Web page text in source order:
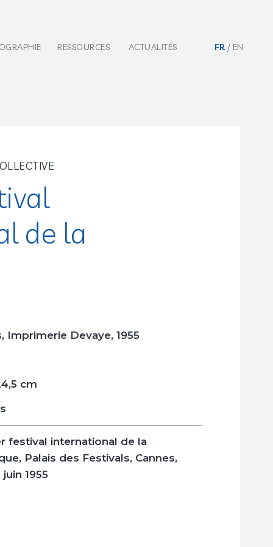
RESSOURCES ACTUALITÉS FR EN
de la
Imprimerie Devaye, 1955
cm
festival international de la
, Palais des Festivals, Cannes,
1955